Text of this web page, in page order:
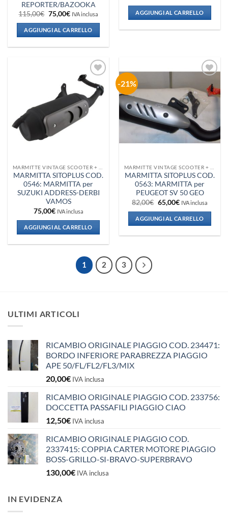
REPORTER/BAZOOKA
115,00€ Il
prezzo
originale
era:
115,00€.
75,00€Il
attuale
è:
75,00€.
IVA inclusa
AGGIUNGI AL CARRELLO
originale
era:
375,00€.
attuale
è:
350,00€.
AGGIUNGI AL CARRELLO
Aggiungi
alla lista
dei
desideri
MARMITTA SITOPLUS COD.
0546: MARMITTA per
SUZUKI ADDRESS-DERBI
VAMOS
75,00€ IVA inclusa
AGGIUNGI AL CARRELLO
-21%
Aggiungi
alla lista
dei
desideri
MARMITTA SITOPLUS COD.
0563: MARMITTA per
PEUGEOT SV 50 GEO
82,00€ Il
prezzo
originale
era:
82,00€.
65,00€Il
attuale
è:
65,00€.
IVA inclusa
AGGIUNGI AL CARRELLO
1 2 3
ULTIMI ARTICOLI
RICAMBIO ORIGINALE PIAGGIO COD. 234471:
BORDO INFERIORE PARABREZZA PIAGGIO
APE 50/FL/FL2/FL3/MIX
20,00€ IVA inclusa
RICAMBIO ORIGINALE PIAGGIO COD. 233756:
DOCCETTA PASSAFILI PIAGGIO CIAO
12,50€ IVA inclusa
RICAMBIO ORIGINALE PIAGGIO COD.
2337415: COPPIA CARTER MOTORE PIAGGIO
BOSS-GRILLO-SI-BRAVO-SUPERBRAVO
130,00€ IVA inclusa
IN EVIDENZA